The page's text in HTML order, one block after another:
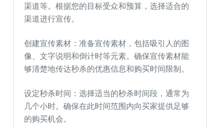
渠道等。根据您的目标受众和预算，选择适合的
渠道进行宣传。
创建宣传素材：准备宣传素材，包括吸引人的图
像、文字说明和倒计时等元素。确保宣传素材能
够清楚地传达秒杀的优惠信息和购买时间限制。
设定秒杀时间：选择适当的秒杀时间段，通常为
几个小时。确保在此时间范围内向买家提供足够
的购买机会。